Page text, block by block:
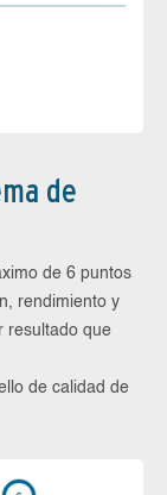
de
de 6 puntos
rendimiento y
resultado que
de calidad de